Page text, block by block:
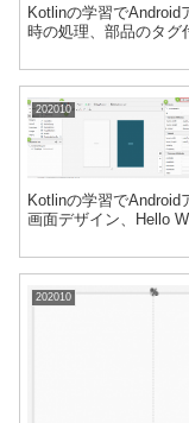
Kotlinの学習でAndroid
時の処理、部品のタグ
202010
Kotlinの学習でAndroid
画面デザイン、Hello
202010